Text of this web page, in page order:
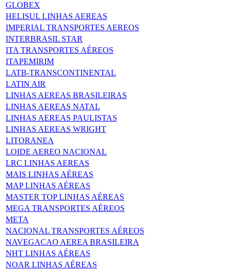
GLOBEX
HELISUL LINHAS AEREAS
IMPERIAL TRANSPORTES AEREOS
INTERBRASIL STAR
ITA TRANSPORTES AÉREOS
ITAPEMIRIM
LATB-TRANSCONTINENTAL
LATIN AIR
LINHAS AEREAS BRASILEIRAS
LINHAS AEREAS NATAL
LINHAS AEREAS PAULISTAS
LINHAS AEREAS WRIGHT
LITORANEA
LOIDE AEREO NACIONAL
LRC LINHAS AEREAS
MAIS LINHAS AÉREAS
MAP LINHAS AÉREAS
MASTER TOP LINHAS AÉREAS
MEGA TRANSPORTES AÉREOS
META
NACIONAL TRANSPORTES AÉREOS
NAVEGACAO AEREA BRASILEIRA
NHT LINHAS AÉREAS
NOAR LINHAS AÉREAS